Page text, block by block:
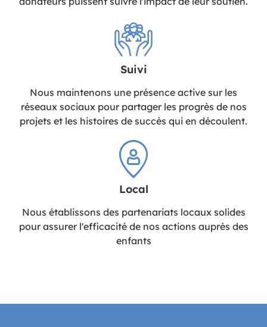
Suivi
Nous maintenons une présence active sur les
réseaux sociaux pour partager les progrès de nos
projets et les histoires de succès qui en découlent.
Local
Nous établissons des partenariats locaux solides
pour assurer l'efficacité de nos actions auprès des
enfants